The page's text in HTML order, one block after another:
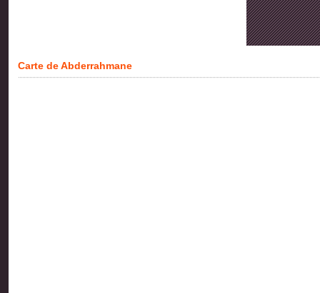
Carte de Abderrahmane